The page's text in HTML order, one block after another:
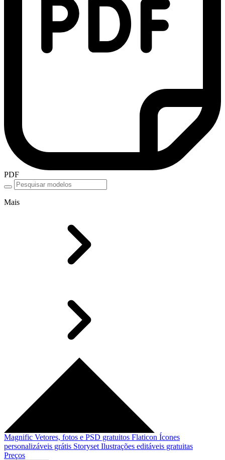
PDF
Mais
Magnific Vetores, fotos e PSD gratuitos Flaticon Ícones
personalizáveis grátis Storyset Ilustrações editáveis gratuitas
Preços